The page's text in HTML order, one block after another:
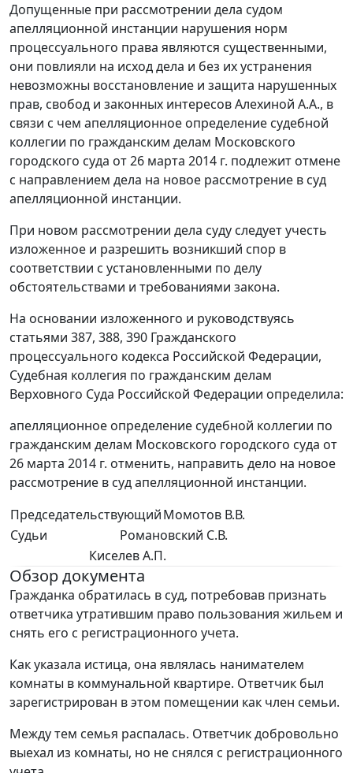
Допущенные при рассмотрении дела судом
апелляционной инстанции нарушения норм
процессуального права являются существенными,
они повлияли на исход дела и без их устранения
невозможны восстановление и защита нарушенных
прав, свобод и законных интересов Алехиной А.А., в
связи с чем апелляционное определение судебной
коллегии по гражданским делам Московского
городского суда от 26 марта 2014 г. подлежит отмене
с направлением дела на новое рассмотрение в суд
апелляционной инстанции.
При новом рассмотрении дела суду следует учесть
изложенное и разрешить возникший спор в
соответствии с установленными по делу
обстоятельствами и требованиями закона.
На основании изложенного и руководствуясь
статьями 387, 388, 390 Гражданского
процессуального кодекса Российской Федерации,
Судебная коллегия по гражданским делам
Верховного Суда Российской Федерации определила:
апелляционное определение судебной коллегии по
гражданским делам Московского городского суда от
26 марта 2014 г. отменить, направить дело на новое
рассмотрение в суд апелляционной инстанции.
ПредседательствующийМомотов В.В.
Судьи
Романовский С.В.
Киселев А.П.
Обзор документа
Гражданка обратилась в суд, потребовав признать
ответчика утратившим право пользования жильем и
снять его с регистрационного учета.
Как указала истица, она являлась нанимателем
комнаты в коммунальной квартире. Ответчик был
зарегистрирован в этом помещении как член семьи.
Между тем семья распалась. Ответчик добровольно
выехал из комнаты, но не снялся с регистрационного